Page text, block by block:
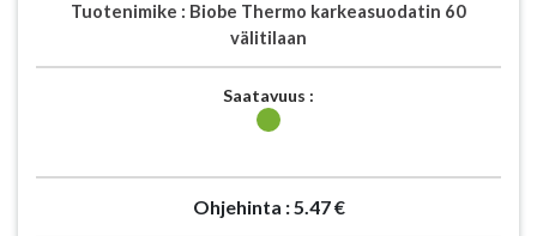
Tuotenimike : Biobe Thermo karkeasuodatin 60
välitilaan
Saatavuus :
Ohjehinta :5.47 €